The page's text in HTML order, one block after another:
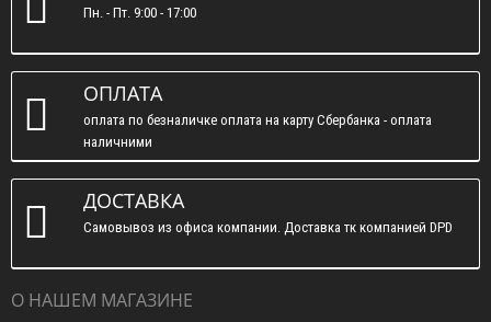
Пн. - Пт. 9:00 - 17:00
ОПЛАТА
оплата по безналичке оплата на карту Сбербанка - оплата
наличними
ДОСТАВКА
Самовывоз из офиса компании. Доставка тк компанией DPD
О НАШЕМ МАГАЗИНЕ